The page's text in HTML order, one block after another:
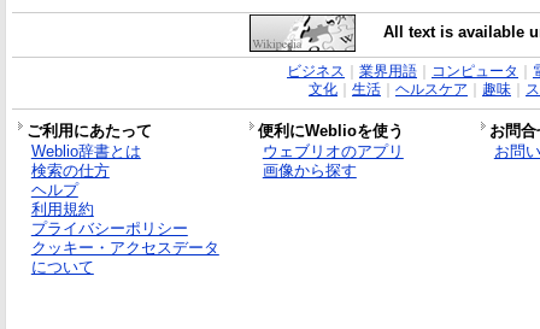
All text is available
ビジネス 業界用語｜ コンピュータ
文化｜ 生活｜ ヘルスケア 趣味｜
ご利用にあたって 便利にWeblioを使う
お問
Weblio辞書とは
検索の仕方
ヘルプ
利用規約
プライバシーポリシー
クッキー・アクセスデータ
について
ウェブリオのアプリ
画像から探す
お問